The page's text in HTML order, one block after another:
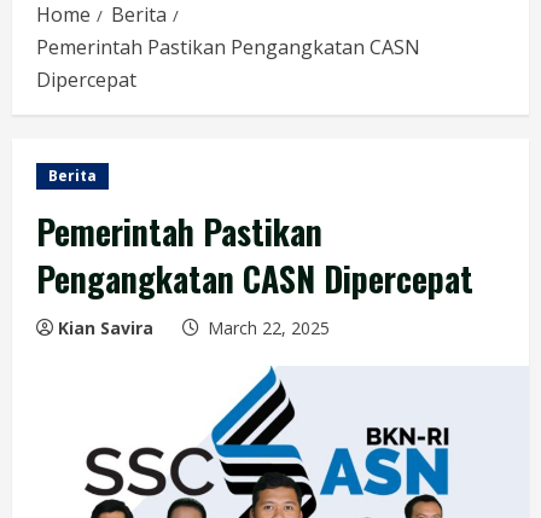
Home
Berita
Pemerintah Pastikan Pengangkatan CASN
Dipercepat
Berita
Pemerintah Pastikan
Pengangkatan CASN Dipercepat
Kian Savira March 22, 2025